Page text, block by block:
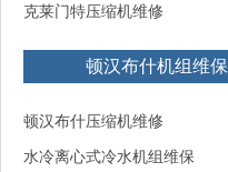
克莱门特压缩机维修
顿汉布什机组维保
顿汉布什压缩机维修
水冷离心式冷水机组维保